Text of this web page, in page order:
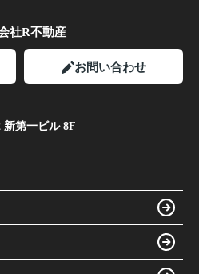
社R不動産
お問い合わせ
新第一ビル 8F